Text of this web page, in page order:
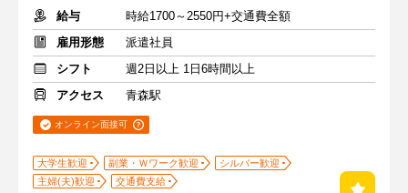
給与
時給1700～2550円+交通費全額
雇用形態
派遣社員
シフト
週2日以上 1日6時間以上
アクセス
青森駅
オンライン面接可
大学生歓迎 副業・Ｗワーク歓迎
シルバー歓迎
主婦(夫)歓迎
交通費支給